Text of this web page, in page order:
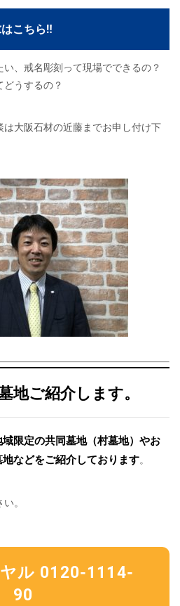
こちら‼
、戒名彫刻って現場でできるの？
うするの？
大阪石材の近藤までお申し付け下
地ご紹介します。
限定の共同墓地（村墓地）やお
などをご紹介しております。
。
ル 0120-1114-
90